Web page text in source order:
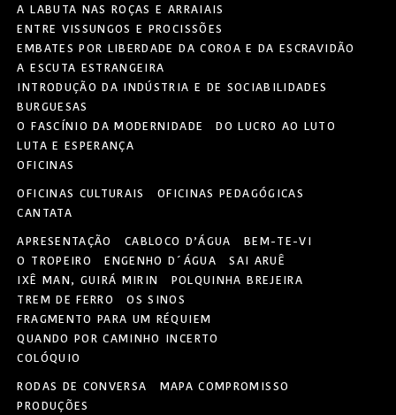
A LABUTA NAS ROÇAS E ARRAIAIS
ENTRE VISSUNGOS E PROCISSÕES
EMBATES POR LIBERDADE DA COROA E DA ESCRAVIDÃO
A ESCUTA ESTRANGEIRA
INTRODUÇÃO DA INDÚSTRIA E DE SOCIABILIDADES
BURGUESAS
O FASCÍNIO DA MODERNIDADE
DO LUCRO AO LUTO
LUTA E ESPERANÇA
OFICINAS
OFICINAS CULTURAIS
OFICINAS PEDAGÓGICAS
CANTATA
APRESENTAÇÃO
CABLOCO D’ÁGUA
BEM-TE-VI
O TROPEIRO
ENGENHO D´ÁGUA
SAI ARUÊ
IXÊ MAN, GUIRÁ MIRIN
POLQUINHA BREJEIRA
TREM DE FERRO
OS SINOS
FRAGMENTO PARA UM RÉQUIEM
QUANDO POR CAMINHO INCERTO
COLÓQUIO
RODAS DE CONVERSA
MAPA COMPROMISSO
PRODUÇÕES